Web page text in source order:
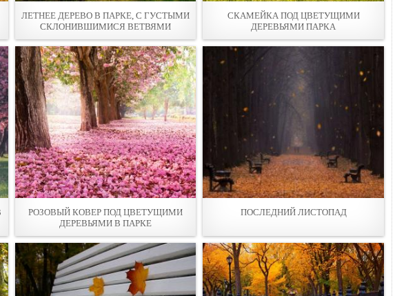
ЛЕТНЕЕ ДЕРЕВО В ПАРКЕ, С ГУСТЫМИ
СКЛОНИВШИМИСЯ ВЕТВЯМИ
СКАМЕЙКА ПОД ЦВЕТУЩИМИ
ДЕРЕВЬЯМИ ПАРКА
РОЗОВЫЙ КОВЕР ПОД ЦВЕТУЩИМИ
ДЕРЕВЬЯМИ В ПАРКЕ
ПОСЛЕДНИЙ ЛИСТОПАД